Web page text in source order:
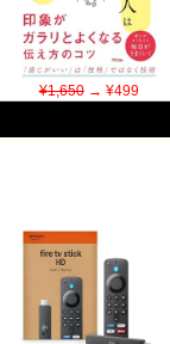
¥1,650→ ¥499